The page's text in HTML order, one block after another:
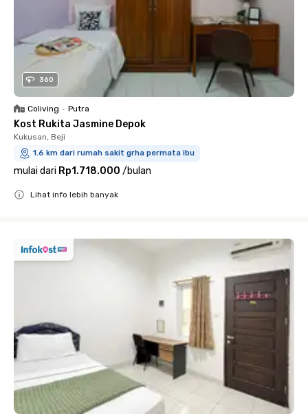
360
Coliving • Putra
Kost Rukita Jasmine Depok
Kukusan, Beji
1.6 km dari rumah sakit grha permata ibu
mulai dari Rp1.718.000 /bulan
Lihat info lebih banyak